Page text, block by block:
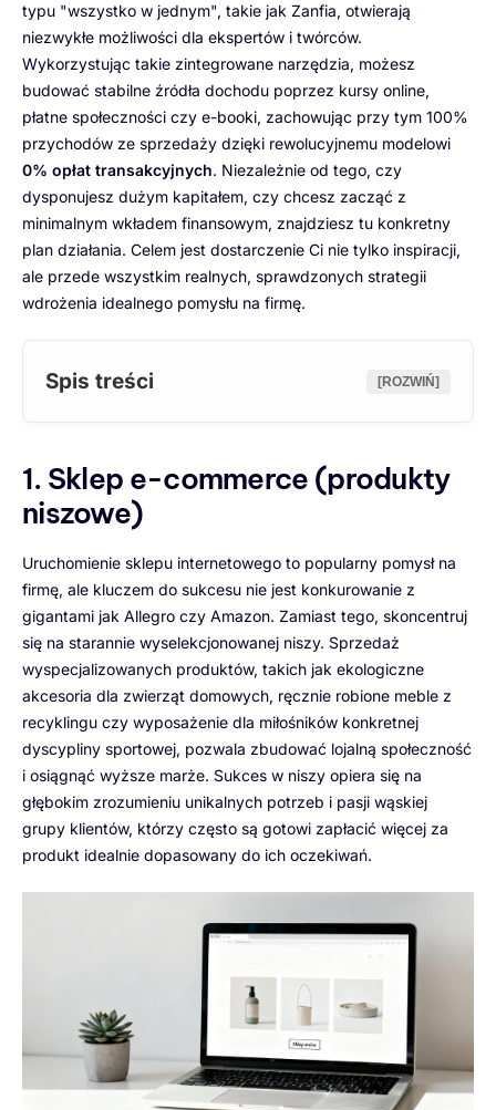
typu "wszystko w jednym", takie jak Zanfia, otwierają
niezwykłe możliwości dla ekspertów i twórców.
Wykorzystując takie zintegrowane narzędzia, możesz
budować stabilne źródła dochodu poprzez kursy online,
płatne społeczności czy e-booki, zachowując przy tym 100%
przychodów ze sprzedaży dzięki rewolucyjnemu modelowi
0% opłat transakcyjnych. Niezależnie od tego, czy
dysponujesz dużym kapitałem, czy chcesz zacząć z
minimalnym wkładem finansowym, znajdziesz tu konkretny
plan działania. Celem jest dostarczenie Ci nie tylko inspiracji,
ale przede wszystkim realnych, sprawdzonych strategii
wdrożenia idealnego pomysłu na firmę.
Spis treści [ROZWIŃ]
1. Sklep e-commerce (produkty
niszowe)
Uruchomienie sklepu internetowego to popularny pomysł na
firmę, ale kluczem do sukcesu nie jest konkurowanie z
gigantami jak Allegro czy Amazon. Zamiast tego, skoncentruj
się na starannie wyselekcjonowanej niszy. Sprzedaż
wyspecjalizowanych produktów, takich jak ekologiczne
akcesoria dla zwierząt domowych, ręcznie robione meble z
recyklingu czy wyposażenie dla miłośników konkretnej
dyscypliny sportowej, pozwala zbudować lojalną społeczność
i osiągnąć wyższe marże. Sukces w niszy opiera się na
głębokim zrozumieniu unikalnych potrzeb i pasji wąskiej
grupy klientów, którzy często są gotowi zapłacić więcej za
produkt idealnie dopasowany do ich oczekiwań.